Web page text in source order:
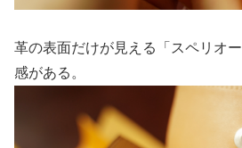
革の表面だけが見える「スペリオ
感がある。